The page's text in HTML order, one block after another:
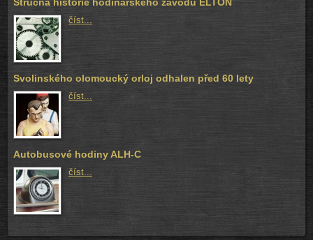
číst...
Svolinského olomoucký orloj odhalen před 60 lety
číst...
Autobusové hodiny ALH-C
číst...